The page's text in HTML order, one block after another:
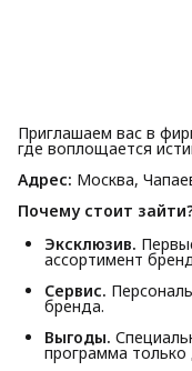
Приглашаем вас в
где воплощается
Адрес: Москва,
Почему стоит
Эксклюзив.
ассортимент
Сервис.
бренда.
Выгоды.
программа только